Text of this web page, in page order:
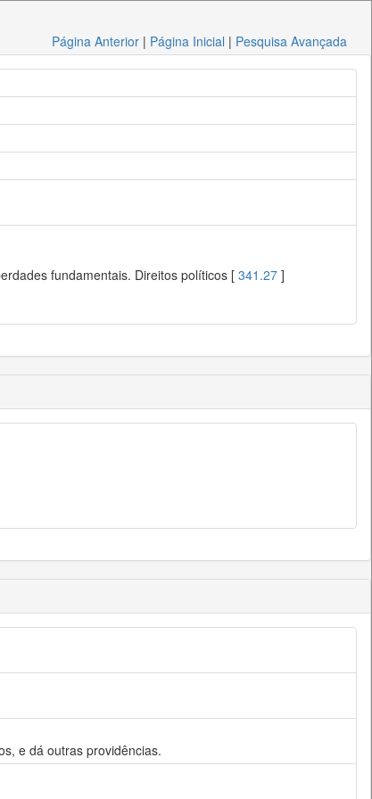
Página Anterior | Página Inicial | Pesquisa Avançada
fundamentais. Direitos políticos [ 341.27 ]
e dá outras providências.